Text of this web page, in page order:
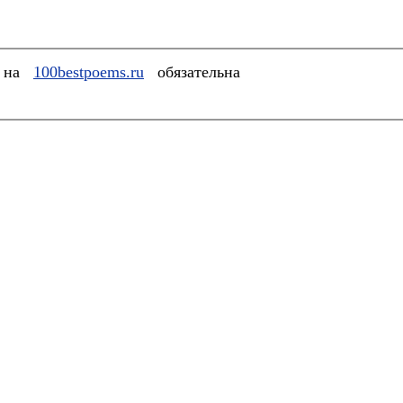
100bestpoems.ru обязательна